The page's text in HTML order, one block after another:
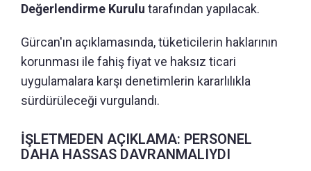
Değerlendirme Kurulu tarafından yapılacak.
Gürcan'ın açıklamasında, tüketicilerin haklarının
korunması ile fahiş fiyat ve haksız ticari
uygulamalara karşı denetimlerin kararlılıkla
sürdürüleceği vurgulandı.
İŞLETMEDEN AÇIKLAMA: PERSONEL
DAHA HASSAS DAVRANMALIYDI